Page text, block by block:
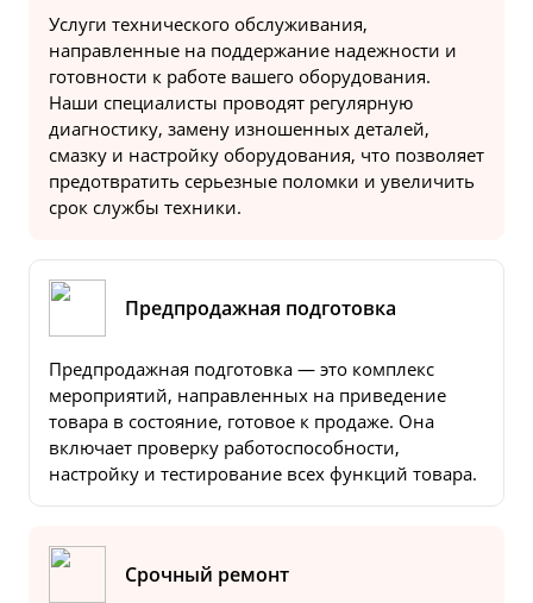
Услуги технического обслуживания,
направленные на поддержание надежности и
готовности к работе вашего оборудования.
Наши специалисты проводят регулярную
диагностику, замену изношенных деталей,
смазку и настройку оборудования, что позволяет
предотвратить серьезные поломки и увеличить
срок службы техники.
Предпродажная подготовка
Предпродажная подготовка — это комплекс
мероприятий, направленных на приведение
товара в состояние, готовое к продаже. Она
включает проверку работоспособности,
настройку и тестирование всех функций товара.
Срочный ремонт